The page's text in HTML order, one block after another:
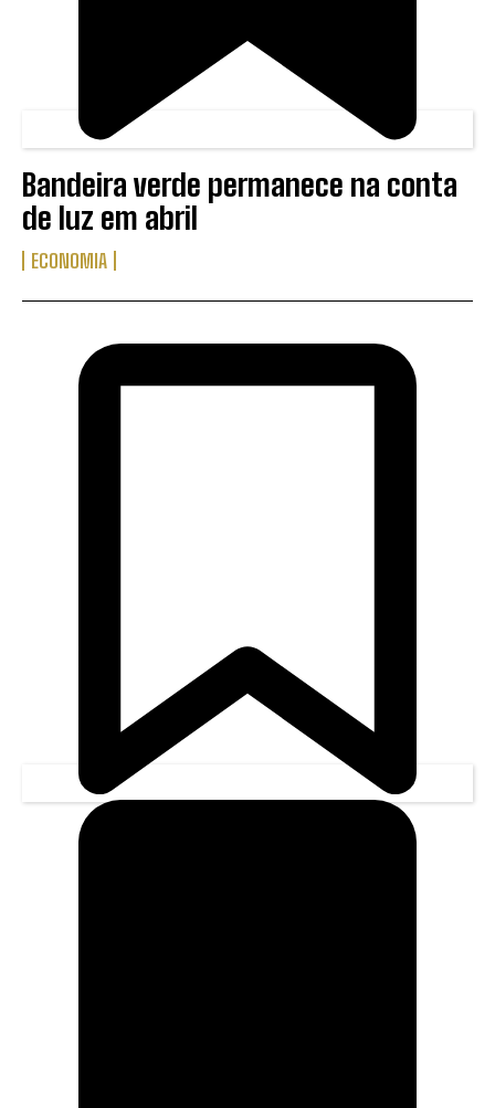
Bandeira verde permanece na conta
de luz em abril
ECONOMIA